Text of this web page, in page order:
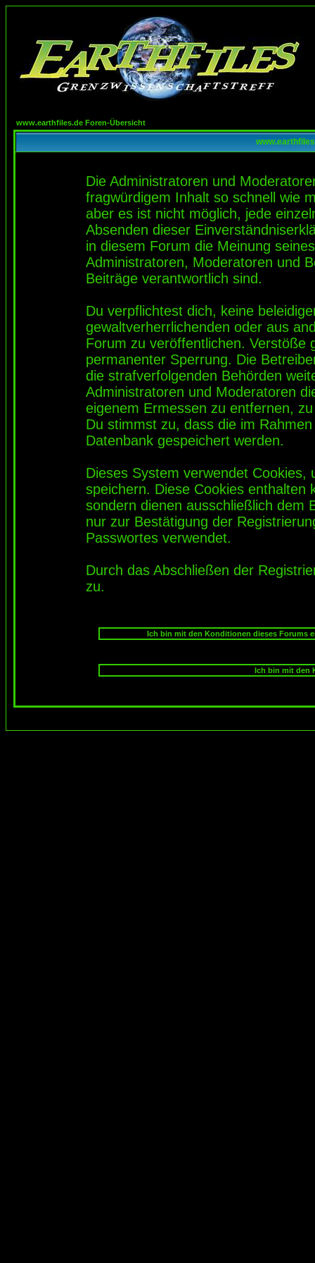
www.earthfiles.de Foren-Übersicht
Die Administratoren und
fragwürdigem Inhalt so schnell wie
aber es ist nicht möglich, jede
Absenden dieser
in diesem Forum die Meinung
Administratoren, Moderatoren und
Beiträge verantwortlich sind.
Du verpflichtest dich, keine
gewaltverherrlichenden oder aus
Forum zu veröffentlichen. Verstöße
permanenter Sperrung. Die
die strafverfolgenden Behörden
Administratoren und Moderatoren
eigenem Ermessen zu entfernen,
Du stimmst zu, dass die im
Datenbank gespeichert werden.
Dieses System verwendet
speichern. Diese Cookies enthalten
sondern dienen ausschließlich dem
nur zur Bestätigung der
Passwortes verwendet.
Durch das Abschließen der
zu.